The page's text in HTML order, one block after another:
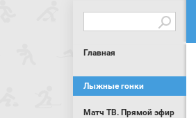
Главная
Лыжные гонки
Матч ТВ. Прямой эфир